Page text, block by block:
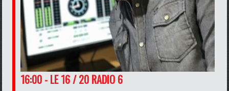
16:00 - LE 16 / 20 RADIO 6